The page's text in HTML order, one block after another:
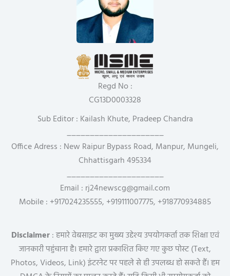
Regd No :
CG13D0003328
Sub Editor : Kailash Khute, Pradeep Chandra
_____________________
Office Adress : New Raipur Bypass Road, Manpur, Mungeli,
Chhattisgarh 495334
_____________________
Email : rj24newscg@gmail.com
Mobile : +917024235555, +919111007775, +918770934885
Disclaimer: हमारे वेबसाइट का मुख्य उद्देश्य उपयोगकर्ता तक शिक्षा एवं
जानकारी पहुंचाना है। हमारे द्वारा प्रकाशित किए गए कुछ पोस्ट (Text,
Photos, Videos, Link) इंटरनेट पर पहले से ही उपलब्ध हो सकते हैं। हम